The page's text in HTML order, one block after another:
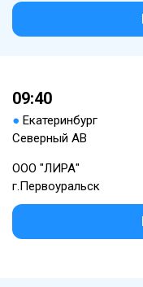
09:40
● Екатеринбург
Северный АВ
ООО "ЛИРА"
г.Первоуральск